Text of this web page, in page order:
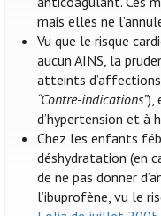
mais elles ne
Vu que le risque
aucun AINS, la
atteints
“Contre-indications”),
d’hypertension et à
Chez les enfants
déshydratation (en
de ne pas donner
l’ibuprofène, vu le